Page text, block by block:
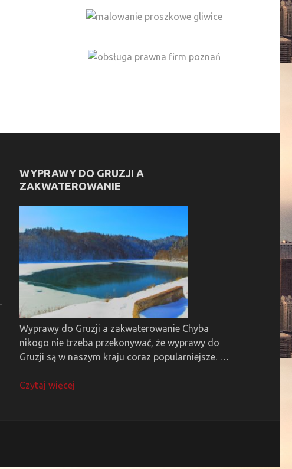
WYPRAWY DO GRUZJI A
ZAKWATEROWANIE
Wyprawy do Gruzji a zakwaterowanie Chyba
nikogo nie trzeba przekonywać, że wyprawy do
Gruzji są w naszym kraju coraz popularniejsze. …
Czytaj więcej